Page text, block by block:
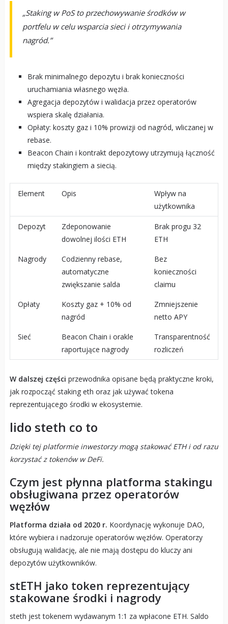
„Staking w PoS to przechowywanie środków w
portfelu w celu wsparcia sieci i otrzymywania
nagród.”
Brak minimalnego depozytu i brak konieczności
uruchamiania własnego węzła.
Agregacja depozytów i walidacja przez operatorów
wspiera skalę działania.
Opłaty: koszty gaz i 10% prowizji od nagród, wliczanej w
rebase.
Beacon Chain i kontrakt depozytowy utrzymują łączność
między stakingiem a siecią.
Element Opis
Wpływ na
użytkownika
Depozyt
Zdeponowanie
dowolnej ilości ETH
Brak progu 32
ETH
Nagrody
Codzienny rebase,
automatyczne
zwiększanie salda
Bez
konieczności
claimu
Opłaty
Koszty gaz + 10% od
nagród
Zmniejszenie
netto APY
Sieć
Beacon Chain i orakle
raportujące nagrody
Transparentność
rozliczeń
W dalszej części przewodnika opisane będą praktyczne kroki,
jak rozpocząć staking eth oraz jak używać tokena
reprezentującego środki w ekosystemie.
lido steth co to
Dzięki tej platformie inwestorzy mogą stakować ETH i od razu
korzystać z tokenów w DeFi.
Czym jest płynna platforma stakingu
obsługiwana przez operatorów
węzłów
Platforma działa od 2020 r. Koordynację wykonuje DAO,
które wybiera i nadzoruje operatorów węzłów. Operatorzy
obsługują walidację, ale nie mają dostępu do kluczy ani
depozytów użytkowników.
stETH jako token reprezentujący
stakowane środki i nagrody
steth jest tokenem wydawanym 1:1 za wpłacone ETH. Saldo